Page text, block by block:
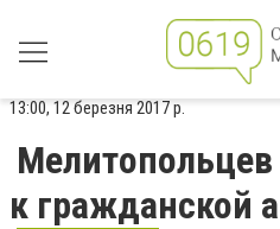
13:00, 12 березня 2017 р.
к гражданской